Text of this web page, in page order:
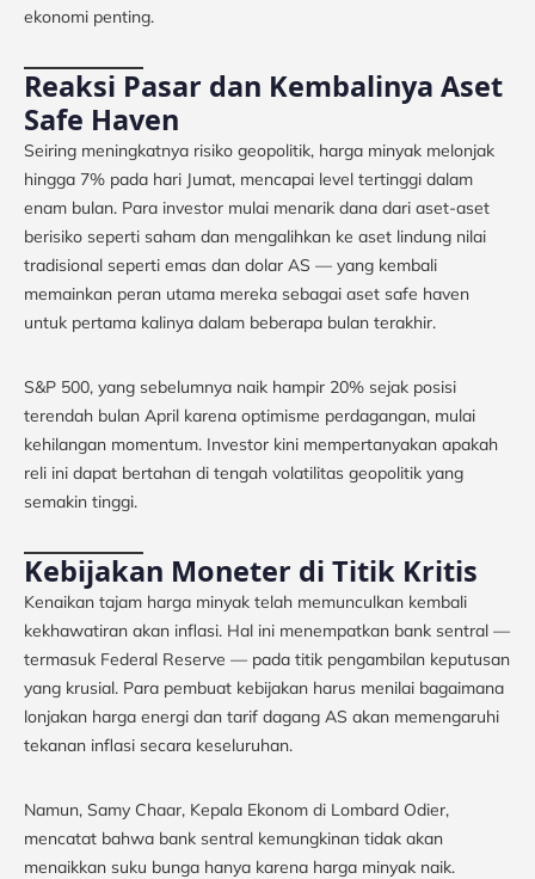
ekonomi penting.
Reaksi Pasar dan Kembalinya Aset
Safe Haven
Seiring meningkatnya risiko geopolitik, harga minyak melonjak
hingga 7% pada hari Jumat, mencapai level tertinggi dalam
enam bulan. Para investor mulai menarik dana dari aset-aset
berisiko seperti saham dan mengalihkan ke aset lindung nilai
tradisional seperti emas dan dolar AS — yang kembali
memainkan peran utama mereka sebagai aset safe haven
untuk pertama kalinya dalam beberapa bulan terakhir.
S&P 500, yang sebelumnya naik hampir 20% sejak posisi
terendah bulan April karena optimisme perdagangan, mulai
kehilangan momentum. Investor kini mempertanyakan apakah
reli ini dapat bertahan di tengah volatilitas geopolitik yang
semakin tinggi.
Kebijakan Moneter di Titik Kritis
Kenaikan tajam harga minyak telah memunculkan kembali
kekhawatiran akan inflasi. Hal ini menempatkan bank sentral —
termasuk Federal Reserve — pada titik pengambilan keputusan
yang krusial. Para pembuat kebijakan harus menilai bagaimana
lonjakan harga energi dan tarif dagang AS akan memengaruhi
tekanan inflasi secara keseluruhan.
Namun, Samy Chaar, Kepala Ekonom di Lombard Odier,
mencatat bahwa bank sentral kemungkinan tidak akan
menaikkan suku bunga hanya karena harga minyak naik.